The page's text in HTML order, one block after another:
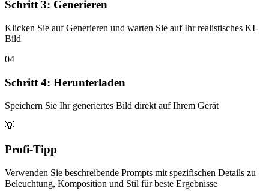
Schritt 3: Generieren
Klicken Sie auf Generieren und warten Sie auf Ihr realistisches KI-
Bild
04
Schritt 4: Herunterladen
Speichern Sie Ihr generiertes Bild direkt auf Ihrem Gerät
💡
Profi-Tipp
Verwenden Sie beschreibende Prompts mit spezifischen Details zu
Beleuchtung, Komposition und Stil für beste Ergebnisse